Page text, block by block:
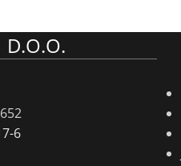
D.O.O.
6